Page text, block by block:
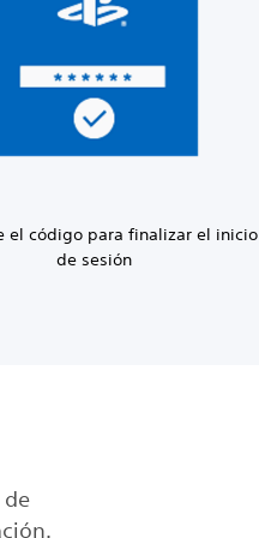
el código para finalizar el inicio
de sesión